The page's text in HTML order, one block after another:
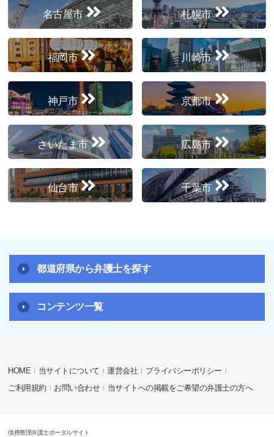
名古屋市 札幌市
福岡市 川崎市
神戸市 京都市
さいたま市 広島市
仙台市 千葉市
都道府県から弁護士を探す
コンテンツ一覧
HOME 当サイトについて 運営会社
プライバシーポリシー
ご利用規約
お問い合わせ 当サイトへの掲載をご希望の弁護士の方へ
債務整理弁護士ポータルサイト